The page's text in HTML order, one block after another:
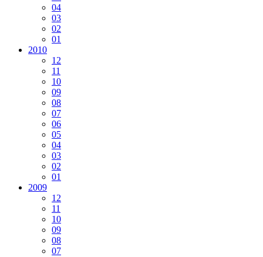
04
03
02
01
2010
12
11
10
09
08
07
06
05
04
03
02
01
2009
12
11
10
09
08
07